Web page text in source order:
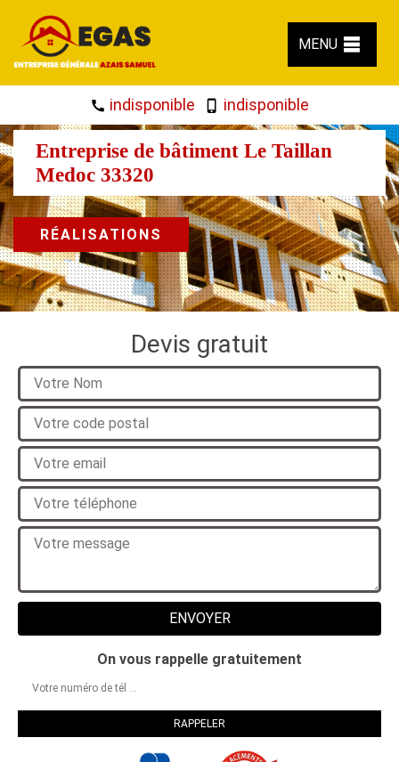
MENU
indisponible indisponible
Entreprise de bâtiment Le Taillan
Medoc 33320
RÉALISATIONS
Devis gratuit
On vous rappelle gratuitement